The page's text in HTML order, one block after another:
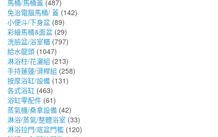
馬桶/馬桶蓋 (487)
免治電腦馬桶/ 蓋 (142)
小便斗/下身盆 (89)
彩繪馬桶&面盆 (29)
洗臉盆/浴室櫃 (797)
給水龍頭 (1047)
淋浴柱/花灑組 (213)
手持蓮蓬/滑桿組 (258)
按摩浴缸/設備 (131)
各式浴缸 (463)
浴缸零配件 (61)
蒸氣機/桑拿設備 (42)
淋浴/蒸氣/整體浴室 (33)
淋浴拉門/底盆門檻 (120)